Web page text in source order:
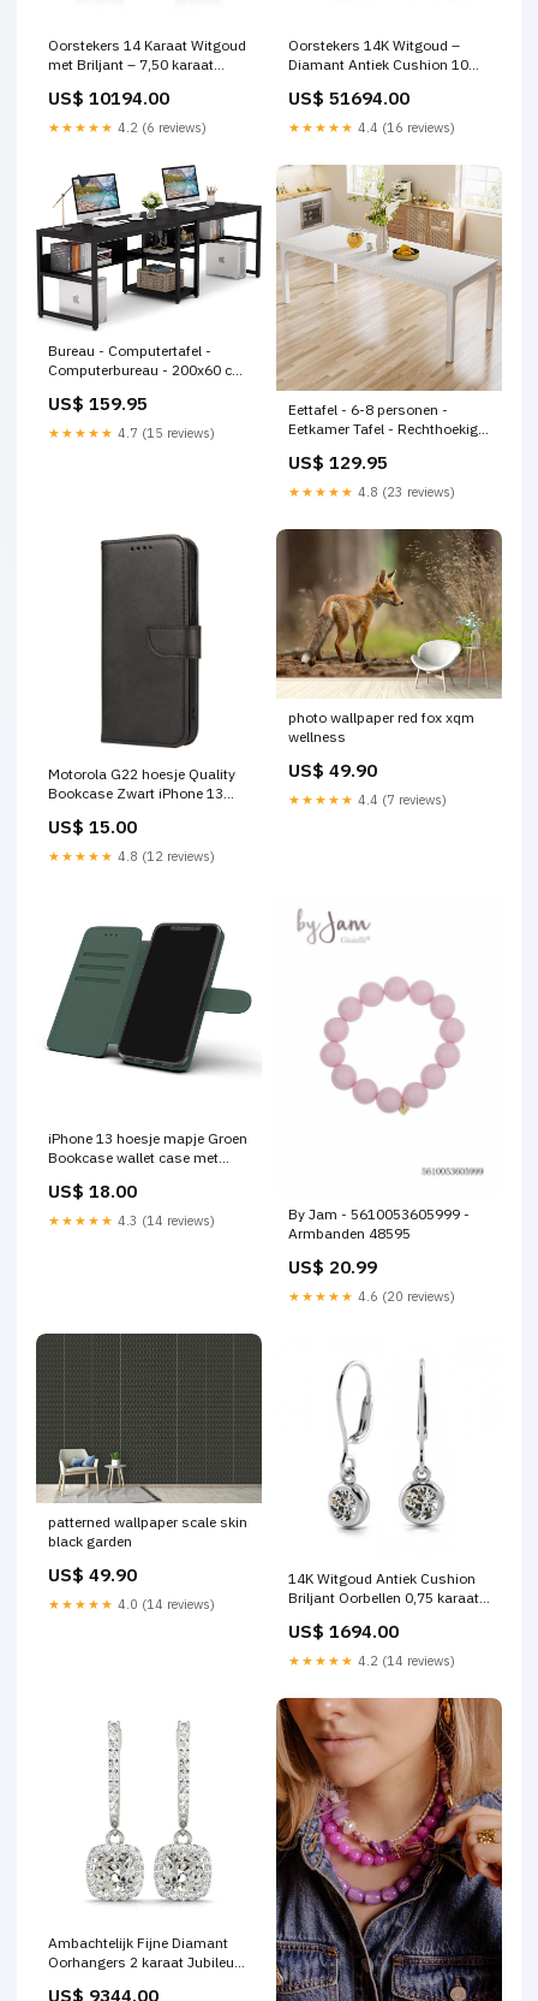
Oorstekers 14 Karaat Witgoud
met Briljant – 7,50 karaat
band
US$ 10194.00
★★★★★ 4.2 (6 reviews)
Oorstekers 14K Witgoud –
Diamant Antiek Cushion 10
US$ 51694.00
★★★★★ 4.4 (16 reviews)
Bureau - Computertafel -
Computerbureau - 200x60 cm
stock
US$ 159.95
★★★★★ 4.7 (15 reviews)
Eettafel - 6-8 personen -
Eetkamer Tafel - Rechthoekig -
Tribesigns Out of stock
US$ 129.95
★★★★★ 4.8 (23 reviews)
Motorola G22 hoesje Quality
Bookcase Zwart iPhone 13
Rood
US$ 15.00
★★★★★ 4.8 (12 reviews)
photo wallpaper red fox xqm
wellness
US$ 49.90
★★★★★ 4.4 (7 reviews)
iPhone 13 hoesje mapje Groen
Bookcase wallet case met
Kaartlezer
US$ 18.00
★★★★★ 4.3 (14 reviews)
By Jam - 5610053605999 -
Armbanden 48595
US$ 20.99
★★★★★ 4.6 (20 reviews)
patterned wallpaper scale skin
black garden
US$ 49.90
★★★★★ 4.0 (14 reviews)
14K Witgoud Antiek Cushion
Briljant Oorbellen 0,75 karaat
US$ 1694.00
★★★★★ 4.2 (14 reviews)
Ambachtelijk Fijne Diamant
Oorhangers 2 karaat Jubileum
US$ 9344.00